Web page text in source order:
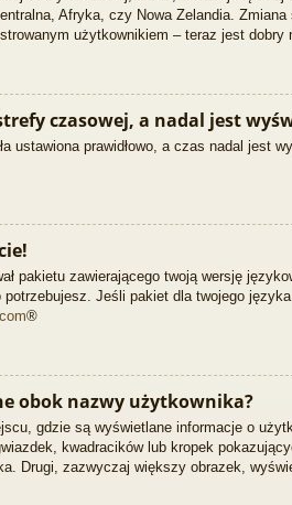
Afryka, czy Nowa Zelandia.
użytkownikiem – teraz jest dobry
czasowej, a nadal jest
ustawiona prawidłowo, a czas nadal jest
pakietu zawierającego twoją wersję
Jeśli pakiet dla twojego
®
obok nazwy użytkownika?
gdzie są wyświetlane informacje o
kwadracików lub kropek
Drugi, zazwyczaj większy obrazek,